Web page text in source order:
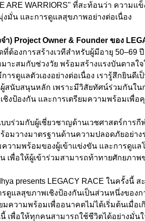
ARE WARRIORS" ที่สะท้อนว่า ความแ
งมั่น และการดูแลสุขภาพอย่างต่อเนื่อง
) Project Owner & Founder ของ
ต้องการสร้างเวทีสำหรับผู้มีอายุ 50–69
าะสมกับช่วงวัย พร้อมสร้างแรงบันดาลใ
รดูแลตัวเองอย่างต่อเนื่อง เรารู้สึกยินดีเ
สนับสนุนหลัก เพราะมีวิสัยทัศน์ร่วมกันใน
งป้องกัน และการเตรียมความพร้อมเพื่
บร่วมกับผู้เชี่ยวชาญด้านเวชศาสตร์การกี
อมวางมาตรฐานด้านความปลอดภัยอย่า
วามพร้อมของผู้เข้าแข่งขัน และการดูแล
พื่อให้ผู้เข้าร่วมสามารถท้าทายศักยภาพ
presents LEGACY RACE ในครั้งนี้
ดูแลสุขภาพเชิงป้องกันเป็นส่วนหนึ่งของ
มความพร้อมเพื่ออนาคตไม่ได้เริ่มต้นเมื่อ
เพื่อให้ทุกคนสามารถใช้ชีวิตได้อย่างมั่